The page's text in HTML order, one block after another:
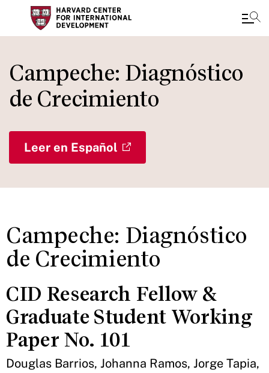
main
content
Campeche: Diagnóstico
de Crecimiento
Leer en Español
Campeche: Diagnóstico
de Crecimiento
CID Research Fellow &
Graduate Student Working
Paper No. 101
Douglas Barrios, Johanna Ramos, Jorge Tapia,